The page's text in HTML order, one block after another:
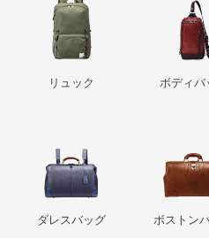
リュック ボディバ
ダレスバッグ ボストン